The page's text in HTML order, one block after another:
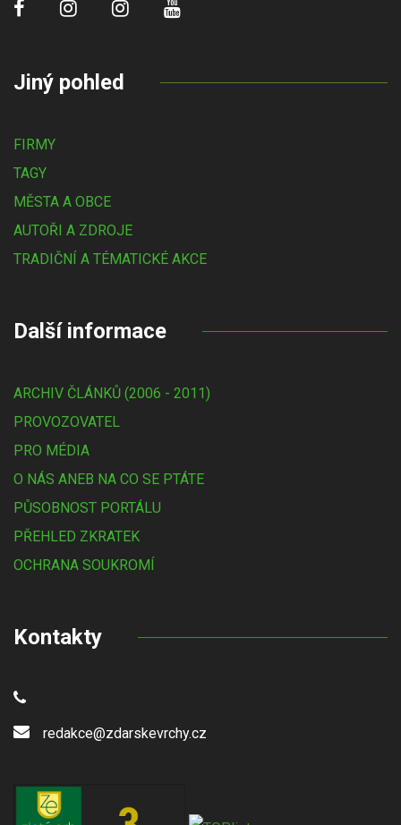
Jiný pohled
FIRMY
TAGY
MĚSTA A OBCE
AUTOŘI A ZDROJE
TRADIČNÍ A TÉMATICKÉ AKCE
Další informace
ARCHIV ČLÁNKŮ (2006 - 2011)
PROVOZOVATEL
PRO MÉDIA
O NÁS ANEB NA CO SE PTÁTE
PŮSOBNOST PORTÁLU
PŘEHLED ZKRATEK
OCHRANA SOUKROMÍ
Kontakty
redakce@zdarskevrchy.cz